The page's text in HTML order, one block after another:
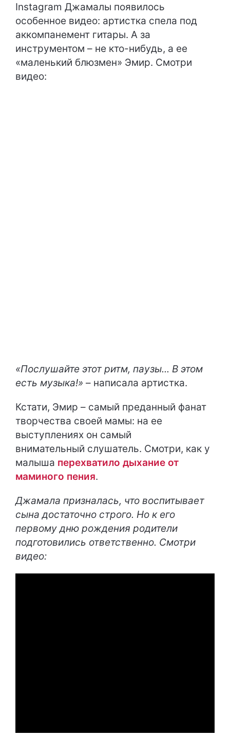
Instagram Джамалы появилось
особенное видео: артистка спела под
аккомпанемент гитары. А за
инструментом – не кто-нибудь, а ее
«маленький блюзмен» Эмир. Смотри
видео:
«Послушайте этот ритм, паузы... В этом
есть музыка!» – написала артистка.
Кстати, Эмир – самый преданный фанат
творчества своей мамы: на ее
выступлениях он самый
внимательный слушатель. Смотри, как у
малыша перехватило дыхание от
маминого пения.
Джамала призналась, что воспитывает
сына достаточно строго. Но к его
первому дню рождения родители
подготовились ответственно. Смотри
видео: